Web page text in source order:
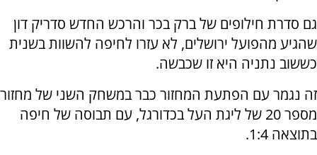
גם סדרת חילופים של ברק בכר והרכש החדש סדריק דון
שהגיע מהפועל ירושלים, לא עזרו לחיפה להשוות בשנית
כששוב נתניה היא זו שכבשה.
זה נגמר עם הפתעת המחזור כבר במשחק השני של מחזור
מספר 20 של ליגת העל בכדורגל, עם תבוסה של חיפה
בתוצאה 1:4.